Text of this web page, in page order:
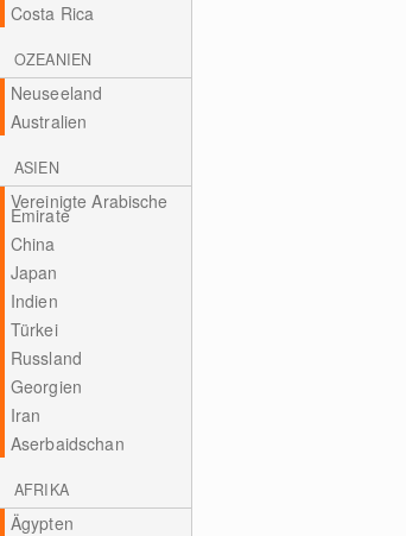
Costa Rica
OZEANIEN
Neuseeland
Australien
ASIEN
Vereinigte Arabische
Emirate
China
Japan
Indien
Türkei
Russland
Georgien
Iran
Aserbaidschan
AFRIKA
Ägypten